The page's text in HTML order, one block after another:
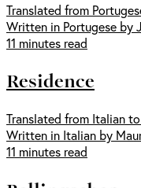
Translated from
Written in Portugese by
11 minutes read
Residence
Translated from Italian
Written in Italian by
11 minutes read